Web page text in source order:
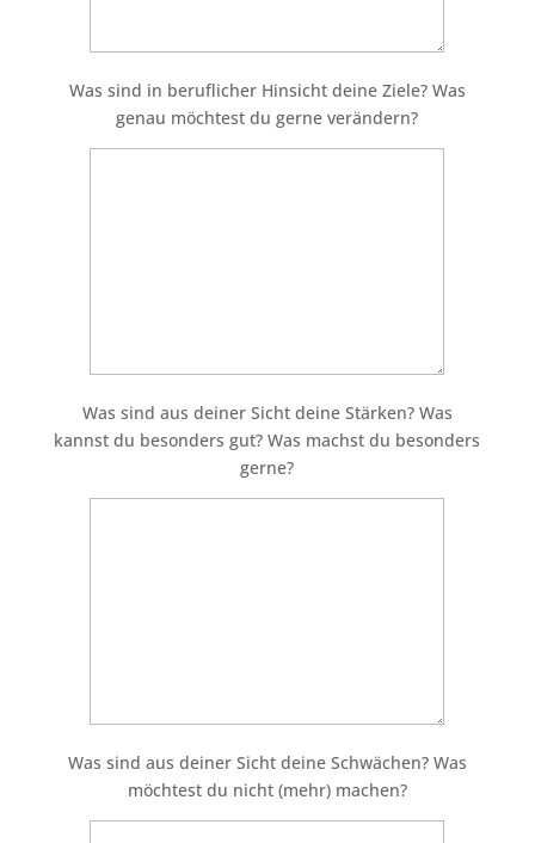
Was sind in beruflicher Hinsicht deine Ziele? Was
genau möchtest du gerne verändern?
Was sind aus deiner Sicht deine Stärken? Was
kannst du besonders gut? Was machst du besonders
gerne?
Was sind aus deiner Sicht deine Schwächen? Was
möchtest du nicht (mehr) machen?